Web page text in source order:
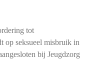
tot
op seksueel misbruik in
bij Jeugdzorg